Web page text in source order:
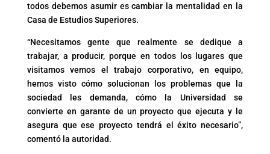
todos debemos asumir es cambiar la mentalidad en la
Casa de Estudios Superiores.
“Necesitamos gente que realmente se dedique a
trabajar, a producir, porque en todos los lugares que
visitamos vemos el trabajo corporativo, en equipo,
hemos visto cómo solucionan los problemas que la
sociedad les demanda, cómo la Universidad se
convierte en garante de un proyecto que ejecuta y le
asegura que ese proyecto tendrá el éxito necesario”,
comentó la autoridad.